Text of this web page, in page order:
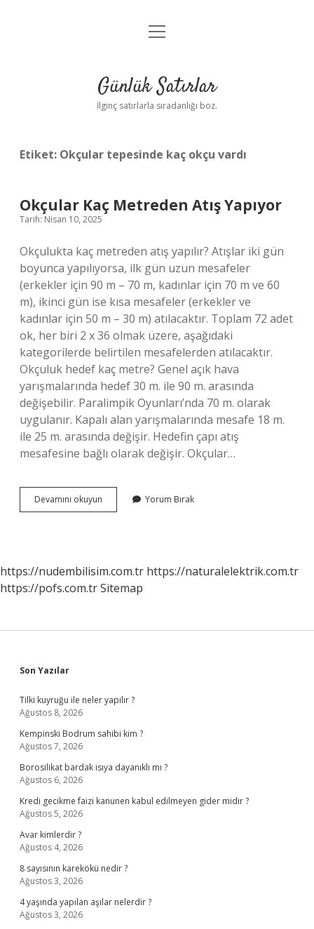
Anasayfa
Yasal Uyarı
menüyü
Günlük Satırlar
İlginç satırlarla sıradanlığı boz.
Etiket: Okçular tepesinde kaç okçu vardı
Okçular Kaç Metreden Atış Yapıyor
Tarih: Nisan 10, 2025
Okçulukta kaç metreden atış yapılır? Atışlar iki gün
boyunca yapılıyorsa, ilk gün uzun mesafeler
(erkekler için 90 m – 70 m, kadınlar için 70 m ve 60
m), ikinci gün ise kısa mesafeler (erkekler ve
kadınlar için 50 m – 30 m) atılacaktır. Toplam 72 adet
ok, her biri 2 x 36 olmak üzere, aşağıdaki
kategorilerde belirtilen mesafelerden atılacaktır.
Okçuluk hedef kaç metre? Genel açık hava
yarışmalarında hedef 30 m. ile 90 m. arasında
değişebilir. Paralimpik Oyunları’nda 70 m. olarak
uygulanır. Kapalı alan yarışmalarında mesafe 18 m.
ile 25 m. arasında değişir. Hedefin çapı atış
mesafesine bağlı olarak değişir. Okçular…
Devamını okuyun
Kaç
Yorum Bırak
https://nudembilisim.com.tr https://naturalelektrik.com.tr
https://pofs.com.trSitemap
Sidebar
Son Yazılar
Tilki kuyruğu ile neler yapılır ?
Ağustos 8, 2026
Kempinski Bodrum sahibi kim ?
Ağustos 7, 2026
Borosilikat bardak isıya dayanıklı mı ?
Ağustos 6, 2026
Kredi gecikme faizi kanunen kabul edilmeyen gider midir ?
Ağustos 5, 2026
Avar kimlerdir ?
Ağustos 4, 2026
8 sayısının karekökü nedir ?
Ağustos 3, 2026
4 yaşında yapılan aşılar nelerdir ?
Ağustos 3, 2026